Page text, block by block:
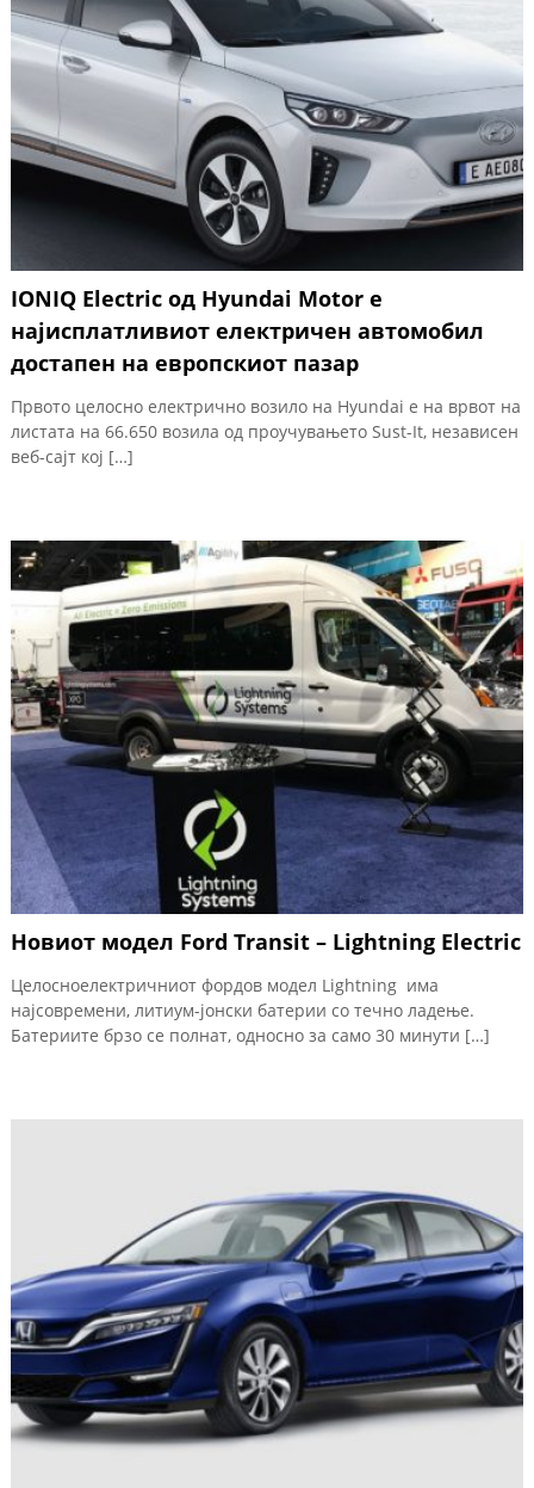
IONIQ Electric од Hyundai Motor е
најисплатливиот електричен автомобил
достапен на европскиот пазар
Првото целосно електрично возило на Hyundai е на врвот на
листата на 66.650 возила од проучувањето Sust-It, независен
веб-сајт кој […]
Новиот модел Ford Transit – Lightning Electric
Целосноелектричниот фордов модел Lightning има
најсовремени, литиум-јонски батерии со течно ладење.
Батериите брзо се полнат, односно за само 30 минути […]